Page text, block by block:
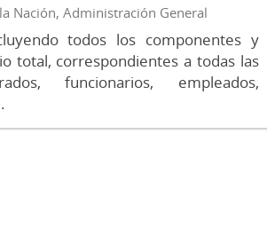
Nación, Administración General
todos los componentes y
total, correspondientes a todas las
funcionarios, empleados,